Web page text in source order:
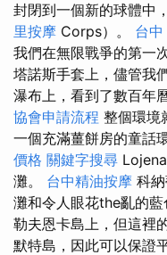
封閉到一個新的球體中
里按摩 Corps）。 台
我們在無限戰爭的第一
塔諾斯手套上，儘管我
瀑布上，看到了數百年
協會申請流程 整個環境
一個充滿薑餅房的童話
價格 關鍵字搜尋
灘。 台中精油按摩 科
灘和令人眼花the亂的藍
勒夫恩卡島上，但這裡
默特島，因此可以保證